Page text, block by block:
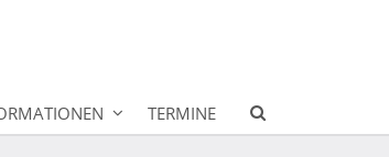
TERMINE